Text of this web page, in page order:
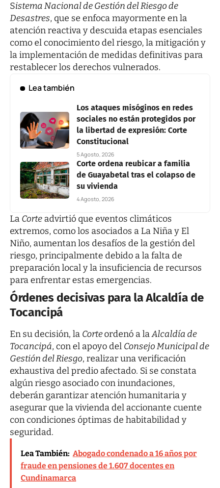
Sistema Nacional de Gestión del Riesgo de
Desastres, que se enfoca mayormente en la
atención reactiva y descuida etapas esenciales
como el conocimiento del riesgo, la mitigación y
la implementación de medidas definitivas para
restablecer los derechos vulnerados.
Lea también
Los ataques misóginos en redes
sociales no están protegidos por
la libertad de expresión: Corte
Constitucional
5 Agosto, 2026
Corte ordena reubicar a familia
de Guayabetal tras el colapso de
su vivienda
4 Agosto, 2026
La Corte advirtió que eventos climáticos
extremos, como los asociados a La Niña y El
Niño, aumentan los desafíos de la gestión del
riesgo, principalmente debido a la falta de
preparación local y la insuficiencia de recursos
para enfrentar estas emergencias.
Órdenes decisivas para la Alcaldía de
Tocancipá
En su decisión, la Corteordenó a laAlcaldía de
Tocancipá, con el apoyo del Consejo Municipal de
Gestión del Riesgo, realizar una verificación
exhaustiva del predio afectado. Si se constata
algún riesgo asociado con inundaciones,
deberán garantizar atención humanitaria y
asegurar que la vivienda del accionante cuente
con condiciones óptimas de habitabilidad y
seguridad.
Lea También: Abogado condenado a 16 años por
fraude en pensiones de 1.607 docentes en
Cundinamarca